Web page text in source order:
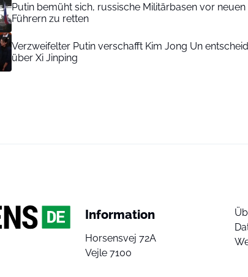
Putin bemüht sich, russische Militärbasen vor
Führern zu retten
Verzweifelter Putin verschafft Kim Jong Un
über Xi Jinping
Information
Horsensvej 72A
Vejle 7100